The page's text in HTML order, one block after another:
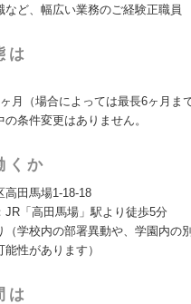
など、幅広い業務のご経験正職員
は
月（場合によっては最長6ヶ月ま
条件変更はありません。
くか
高田馬場1-18-18
JR「高田馬場」駅より徒歩5分
（学校内の部署異動や、学園内の
性があります）
は